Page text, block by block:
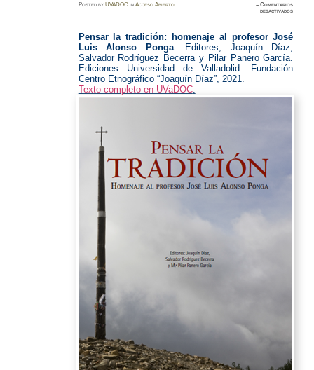
PostedbyUVADOC inAcceso Abierto ≈Comentarios
desactivadosen
Pensar la tradición: homenaje al profesor José
Luis Alonso Ponga. Editores, Joaquín Díaz,
Salvador Rodríguez Becerra y Pilar Panero García.
Ediciones Universidad de Valladolid: Fundación
Centro Etnográfico “Joaquín Díaz”, 2021.
Texto completo en UVaDOC.